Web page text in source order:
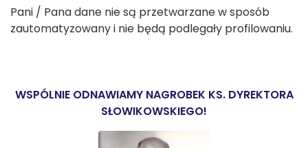
Pani / Pana dane nie są przetwarzane w sposób
zautomatyzowany i nie będą podlegały profilowaniu.
WSPÓLNIE ODNAWIAMY NAGROBEK KS. DYREKTORA
SŁOWIKOWSKIEGO!